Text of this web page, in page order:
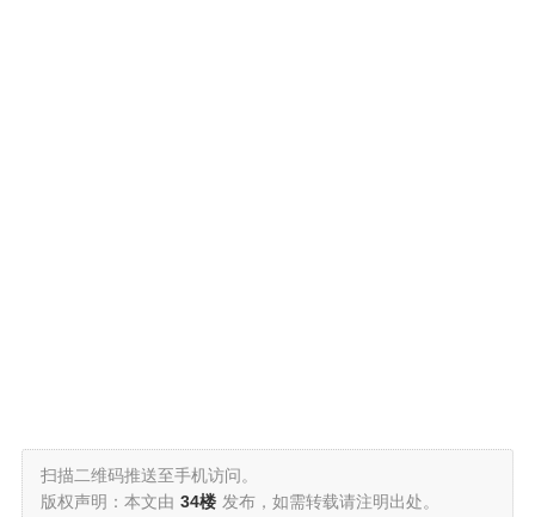
扫描二维码推送至手机访问。
版权声明：本文由 34楼 发布，如需转载请注明出处。